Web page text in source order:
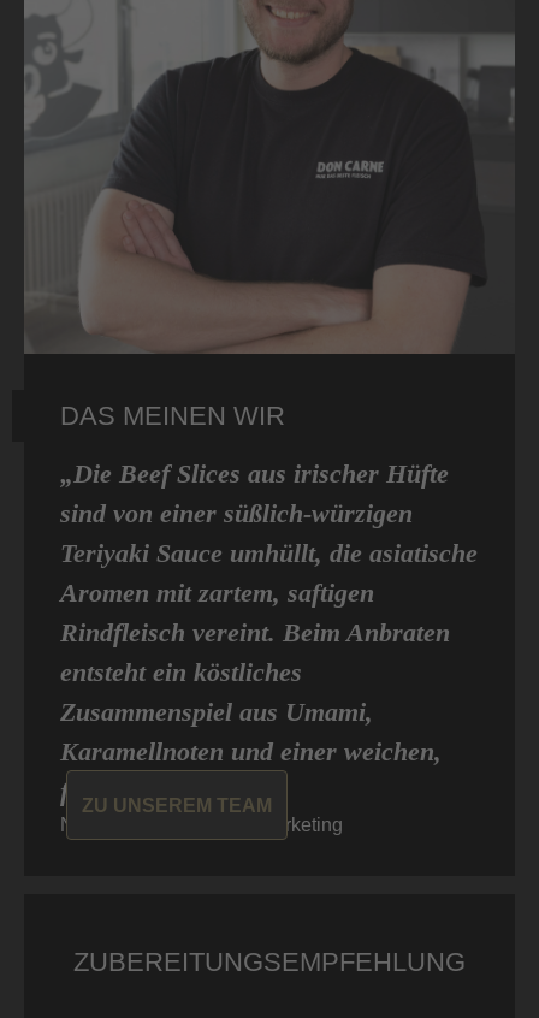
ZU UNSEREM TEAM
DAS MEINEN WIR
„Die Beef Slices aus irischer Hüfte
sind von einer süßlich-würzigen
Teriyaki Sauce umhüllt, die asiatische
Aromen mit zartem, saftigen
Rindfleisch vereint. Beim Anbraten
entsteht ein köstliches
Zusammenspiel aus Umami,
Karamellnoten und einer weichen,
feinen Textur.“
Niklas von Don Carne, Marketing
ZUBEREITUNGSEMPFEHLUNG